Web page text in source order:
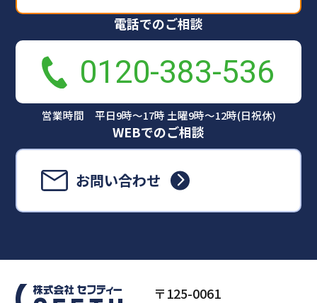
電話でのご相談
0120-383-536
営業時間 平日9時～17時 土曜9時～12時(日祝休)
WEBでのご相談
お問い合わせ
〒125-0061